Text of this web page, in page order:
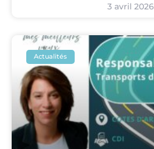
3 avril 2026
Actualités